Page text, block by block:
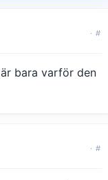
· #
bara varför den
· #